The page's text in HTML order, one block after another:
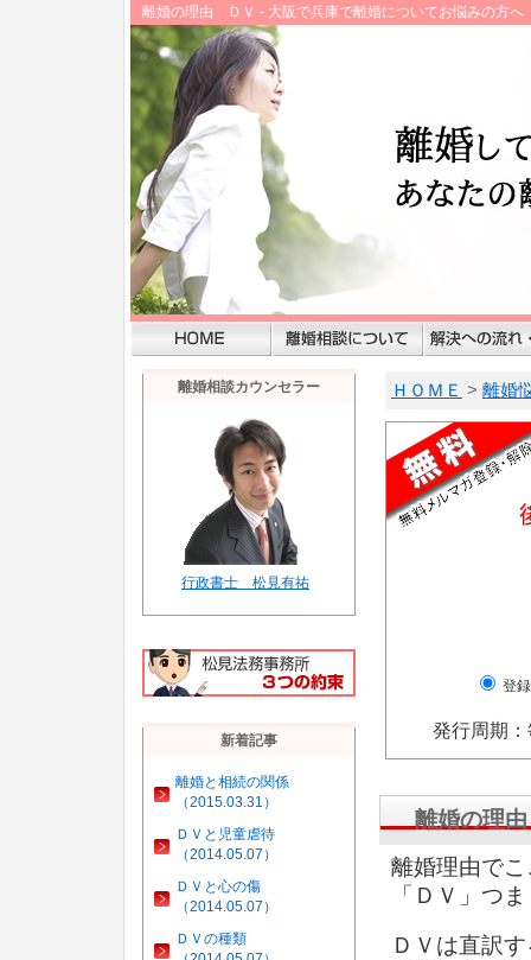
離婚の理由 ＤＶ - 大阪で兵庫で離婚についてお悩みの方
ＨＯＭＥ > 離婚
登録
発行周期
離婚の理
離婚理由で
「ＤＶ」つ
ＤＶは直訳
離婚相談カウンセラー
行政書士 松見有祐
新着記事
離婚と相続の関係
（2015.03.31）
ＤＶと児童虐待
（2014.05.07）
ＤＶと心の傷
（2014.05.07）
ＤＶの種類